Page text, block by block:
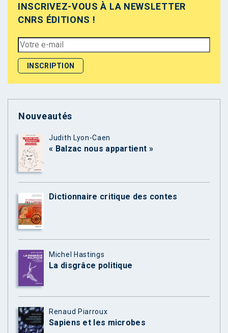
INSCRIVEZ-VOUS À LA NEWSLETTER
CNRS ÉDITIONS !
Nouveautés
Judith Lyon-Caen
« Balzac nous appartient »
Dictionnaire critique des contes
Michel Hastings
La disgrâce politique
Renaud Piarroux
Sapiens et les microbes